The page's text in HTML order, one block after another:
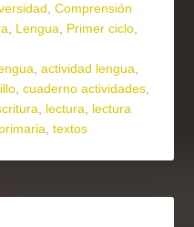
,Comprensión
Lengua Primer ciclo
,actividad lengua
,cuaderno actividades
lectura
lectura
,textos